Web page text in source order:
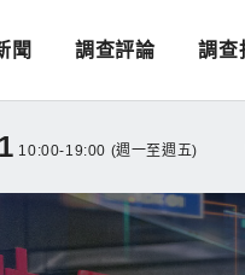
聞 調查評論 調查
10:00-19:00 (週一至週五)